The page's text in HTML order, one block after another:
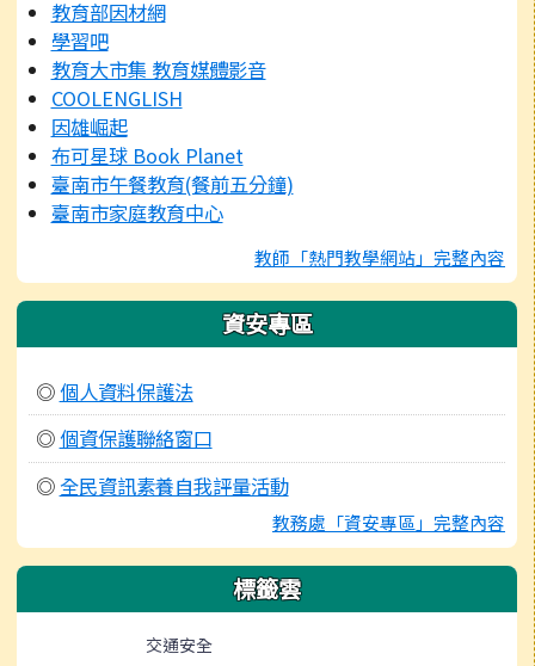
教育部因材網
學習吧
教育大市集 教育媒體影音
COOLENGLISH
因雄崛起
布可星球 Book Planet
臺南市午餐教育(餐前五分鐘)
臺南市家庭教育中心
教師「熱門教學網站」完整內容
資安專區
◎個人資料保護法
◎個資保護聯絡窗口
◎全民資訊素養自我評量活動
教務處「資安專區」完整內容
標籤雲
交通安全